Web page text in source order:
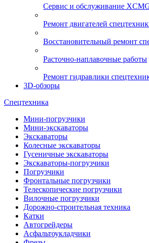
Сервис и обслуживание
Ремонт двигателей
Восстановительный ремонт
Расточно-наплавочные работы
Ремонт гидравлики
3D-обзоры
Спецтехника
Мини-погрузчики
Мини-экскаваторы
Экскаваторы
Колесные экскаваторы
Гусеничные экскаваторы
Экскаваторы-погрузчики
Погрузчики
Фронтальные погрузчики
Телескопические погрузчики
Вилочные погрузчики
Дорожно-строительная техника
Катки
Автогрейдеры
Асфальтоукладчики